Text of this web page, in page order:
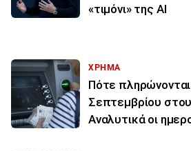
«τιμόνι» της ΑΙ
ΧΡΗΜΑ
Πότε πληρώνονται
Σεπτεμβρίου
Αναλυτικά οι